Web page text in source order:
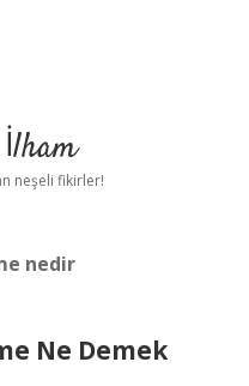
İlham
neşeli fikirler!
nedir
Ne Demek